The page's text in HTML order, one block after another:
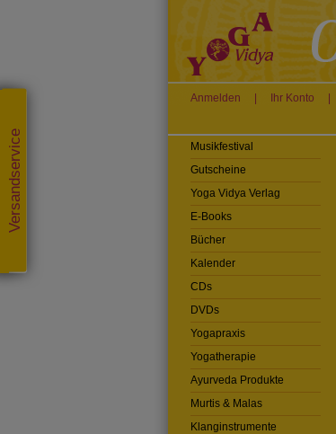
Versandservice
Anmelden Ihr Konto
Musikfestival
Gutscheine
Yoga Vidya Verlag
E-Books
Bücher
Kalender
CDs
DVDs
Yogapraxis
Yogatherapie
Ayurveda Produkte
Murtis & Malas
Klanginstrumente